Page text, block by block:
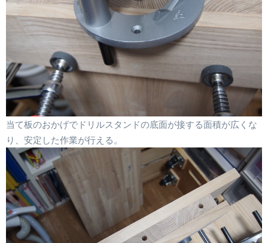
当て板のおかげでドリルスタンドの底面が接する面積が広くな
り、安定した作業が行える。